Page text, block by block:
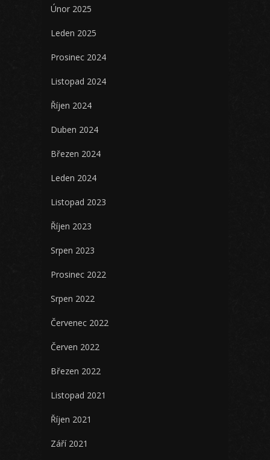
Únor 2025
Leden 2025
Prosinec 2024
Listopad 2024
Říjen 2024
Duben 2024
Březen 2024
Leden 2024
Listopad 2023
Říjen 2023
Srpen 2023
Prosinec 2022
Srpen 2022
Červenec 2022
Červen 2022
Březen 2022
Listopad 2021
Říjen 2021
Září 2021